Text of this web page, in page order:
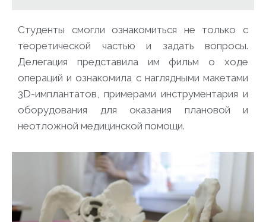
Студенты смогли ознакомиться не только с
теоретической частью и задать вопросы.
Делегация представила им фильм о ходе
операций и ознакомила с наглядными макетами
3D-имплантатов, примерами инструментария и
оборудования для оказания плановой и
неотложной медицинской помощи.